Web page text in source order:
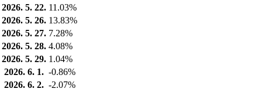
2026. 5. 22. 11.03%
2026. 5. 26. 13.83%
2026. 5. 27. 7.28%
2026. 5. 28. 4.08%
2026. 5. 29. 1.04%
2026. 6. 1. -0.86%
2026. 6. 2. -2.07%